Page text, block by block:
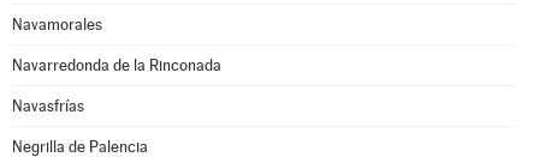
Navamorales
Navarredonda de la Rinconada
Navasfrías
Negrilla de Palencia